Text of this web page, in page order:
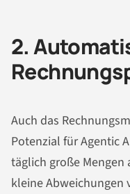
2.
Auch das
Potenzial für Agentic
täglich große Mengen
kleine Abweichungen